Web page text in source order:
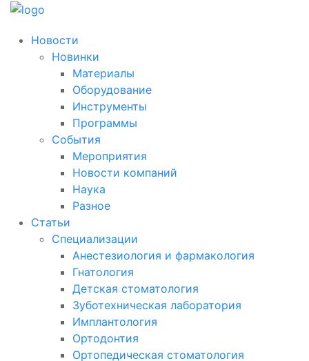
Новости
Новинки
Материалы
Оборудование
Инструменты
Программы
События
Мероприятия
Новости компаний
Наука
Разное
Статьи
Специализации
Анестезиология и фармакология
Гнатология
Детская стоматология
Зуботехническая лаборатория
Имплантология
Ортодонтия
Ортопедическая стоматология